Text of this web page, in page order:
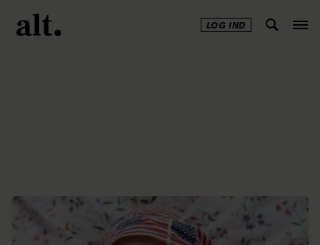
LOG IND